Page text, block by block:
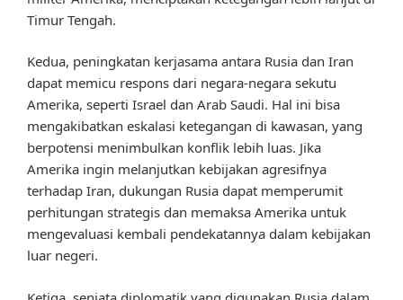
Timur Tengah.
Kedua, peningkatan kerjasama antara Rusia dan Iran
dapat memicu respons dari negara-negara sekutu
Amerika, seperti Israel dan Arab Saudi. Hal ini bisa
mengakibatkan eskalasi ketegangan di kawasan, yang
berpotensi menimbulkan konflik lebih luas. Jika
Amerika ingin melanjutkan kebijakan agresifnya
terhadap Iran, dukungan Rusia dapat memperumit
perhitungan strategis dan memaksa Amerika untuk
mengevaluasi kembali pendekatannya dalam kebijakan
luar negeri.